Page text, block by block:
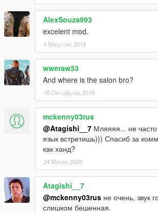
AlexSouza993
excelent mod.
4 Μάρτιος 2019
wweraw33
And where is the salon bro?
18 Οκτώβριος 2019
mckenny03rus
@Atagishi__7 Мляяяя... не
язык встретишь))) Спасиб за
как ханд?
24 Μάιος 2020
Atagishi__7
@mckenny03rus не очень, звук
слишком бешенная.